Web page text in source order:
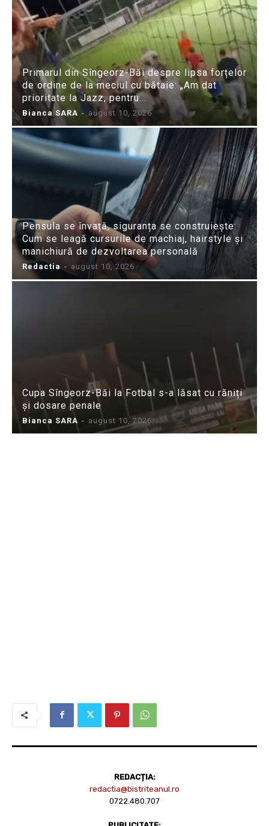
Primarul din Sîngeorz-Băi despre lipsa forțelor
de ordine de la meciul cu bătaie: „Am dat
prioritate la Jazz, pentru...
Bianca SARA - august 10, 2026
Pensula se învață, siguranța se construiește:
Cum se leagă cursurile de machiaj, hairstyle și
manichiură de dezvoltarea personală
Redactia - august 10, 2026
Cupa Sîngeorz-Băi la Fotbal s-a lăsat cu răniți
și dosare penale
Bianca SARA - august 10, 2026
REDACȚIA:
redactia@bistriteanul.ro
0722.480.707